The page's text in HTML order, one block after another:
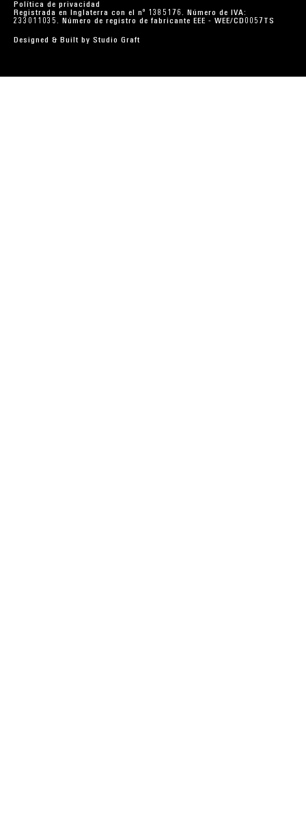
Política de privacidad
Registrada en Inglaterra con el nº 1385176. Número de IVA:
233011035. Número de registro de fabricante EEE - WEE/CD0057TS
Designed & Built by Studio Graft